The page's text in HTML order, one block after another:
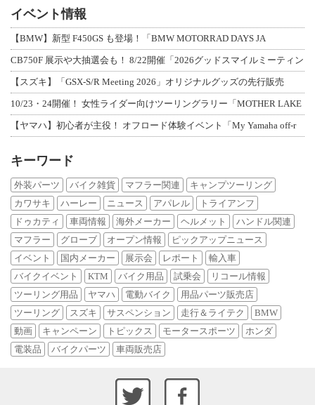
イベント情報
【BMW】新型 F450GS も登場！「BMW MOTORRAD DAYS JA
CB750F 展示や大抽選会も！ 8/22開催「2026グッドスマイルミーティン
【スズキ】「GSX-S/R Meeting 2026」オリジナルグッズの先行販売
10/23・24開催！ 女性ライダー向けツーリングラリー「MOTHER LAKE
【ヤマハ】初心者が主役！ オフロード体験イベント「My Yamaha off-r
キーワード
外装パーツ バイク雑貨 マフラー関連
キャンプツーリング
カワサキ
ハーレー ニュース アパレル
トライアンフ
ドゥカティ
車両情報 海外メーカー ヘルメット
ハンドル関連
マフラー
グローブ オープン情報
ピックアップニュース
イベント
国内メーカー 展示会 レポート
輸入車
バイクイベント
KTM バイク用品 試乗会
リコール情報
ツーリング用品
ヤマハ 電動バイク
用品パーツ販売店
ツーリング
スズキ サスペンション 走行＆ライテク
BMW
動画
キャンペーン トピックス モータースポーツ
ホンダ
電装品
バイクパーツ 車両販売店